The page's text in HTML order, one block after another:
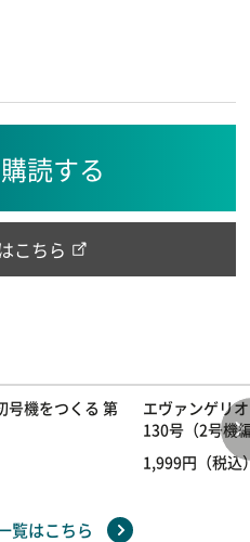
読する
こちら
号機をつくる 第
エヴァンゲリ
130号（2号機
1,999円（税込
覧はこちら